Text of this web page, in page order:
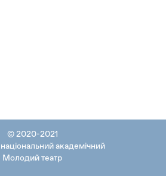
© 2020-2021
національний академічний
Молодий театр